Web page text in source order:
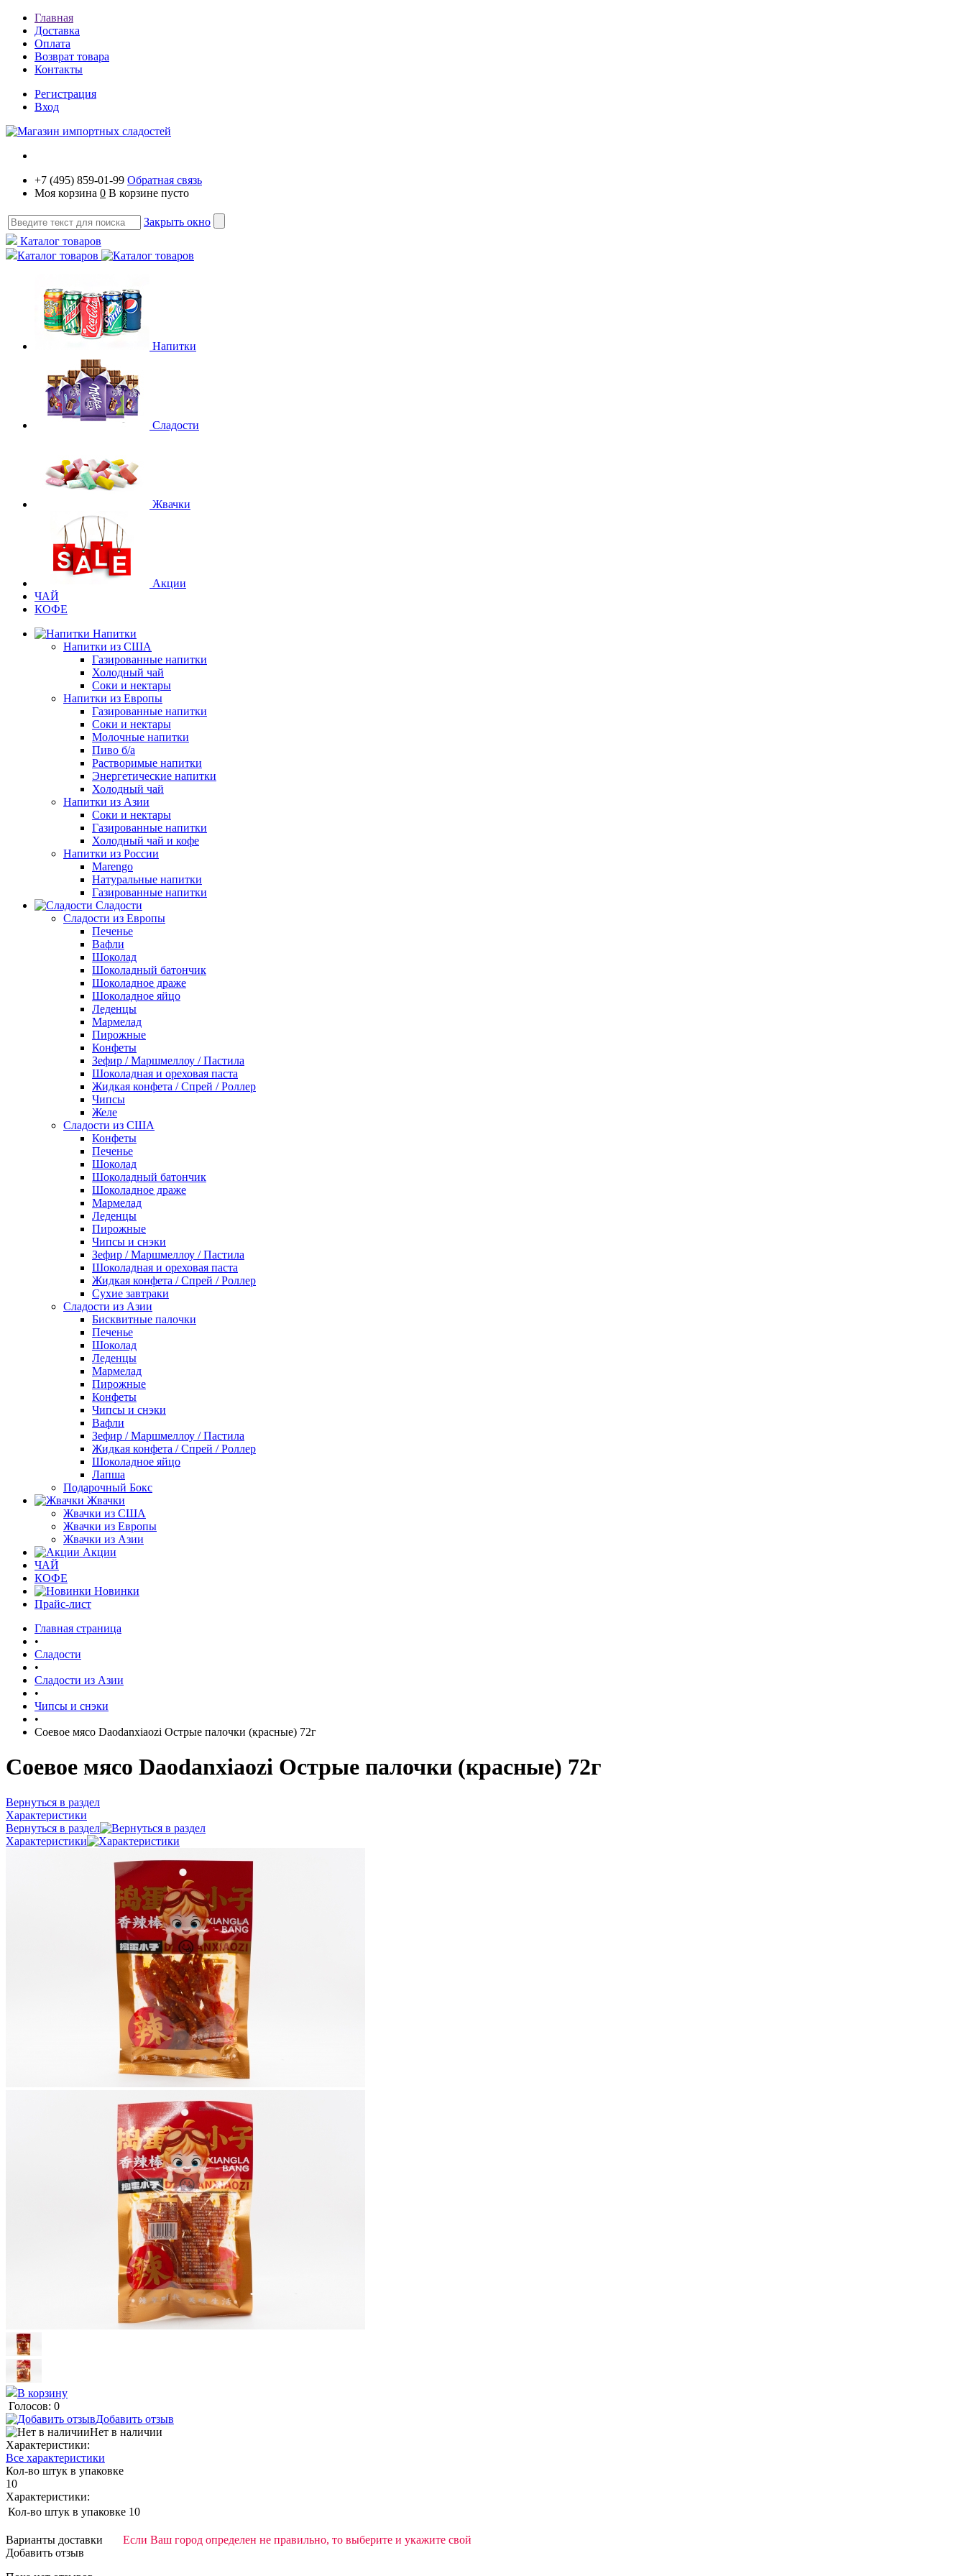
Главная
Доставка
Оплата
Возврат товара
Контакты
Регистрация
Вход
+7 (495) 859-01-99 Обратная связь
Моя корзина 0 В корзине пусто
Закрыть окно
Каталог товаров
Каталог товаров
Напитки
Сладости
Жвачки
Акции
ЧАЙ
КОФЕ
Напитки
Напитки из США
Газированные напитки
Холодный чай
Соки и нектары
Напитки из Европы
Газированные напитки
Соки и нектары
Молочные напитки
Пиво б/а
Растворимые напитки
Энергетические напитки
Холодный чай
Напитки из Азии
Соки и нектары
Газированные напитки
Холодный чай и кофе
Напитки из России
Marengo
Натуральные напитки
Газированные напитки
Сладости
Сладости из Европы
Печенье
Вафли
Шоколад
Шоколадный батончик
Шоколадное драже
Шоколадное яйцо
Леденцы
Мармелад
Пирожные
Конфеты
Зефир / Маршмеллоу / Пастила
Шоколадная и ореховая паста
Жидкая конфета / Спрей / Роллер
Чипсы
Желе
Сладости из США
Конфеты
Печенье
Шоколад
Шоколадный батончик
Шоколадное драже
Мармелад
Леденцы
Пирожные
Чипсы и снэки
Зефир / Маршмеллоу / Пастила
Шоколадная и ореховая паста
Жидкая конфета / Спрей / Роллер
Сухие завтраки
Сладости из Азии
Бисквитные палочки
Печенье
Шоколад
Леденцы
Мармелад
Пирожные
Конфеты
Чипсы и снэки
Вафли
Зефир / Маршмеллоу / Пастила
Жидкая конфета / Спрей / Роллер
Шоколадное яйцо
Лапша
Подарочный Бокс
Жвачки
Жвачки из США
Жвачки из Европы
Жвачки из Азии
Акции
ЧАЙ
КОФЕ
Новинки
Прайс-лист
Главная страница
•
Сладости
•
Сладости из Азии
•
Чипсы и снэки
•
Соевое мясо Daodanxiaozi Острые палочки (красные) 72г
Соевое мясо Daodanxiaozi Острые палочки (красные) 72г
Вернуться в раздел
Характеристики
Вернуться в раздел
Характеристики
В корзину
Голосов: 0
Добавить отзыв
Нет в наличии
Характеристики:
Все характеристики
Кол-во штук в упаковке
10
Характеристики:
Кол-во штук в упаковке 10
Варианты доставки
Если Ваш город определен не правильно, то выберите и укажите свой
Добавить отзыв